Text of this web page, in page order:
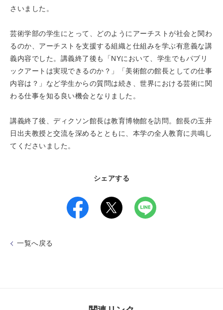
さいました。
芸術学部の学生にとって、どのようにアーチストが社会と関わ
るのか、アーチストを支援する組織と仕組みを学ぶ有意義な講
義内容でした。講義終了後も「NYにおいて、学生でもパブリ
ックアートは実現できるのか？」「美術館の館長としての仕事
内容は？」など学生からの質問は続き、世界における芸術に関
わる仕事を知る良い機会となりました。
講義終了後、ディクソン館長は教育博物館を訪問。館長の玉井
日出夫教授と交流を深めるとともに、本学の全人教育に共鳴し
てくださいました。
シェアする
一覧へ戻る